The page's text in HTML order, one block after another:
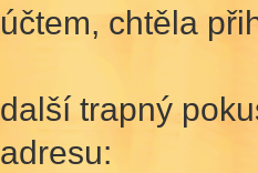
účtem, chtěla
další trapný
adresu: